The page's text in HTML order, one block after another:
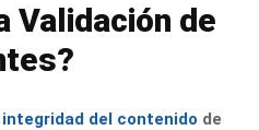
Validación de
integridad del contenido de